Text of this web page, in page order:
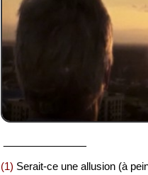
(1) Serait-ce une allusion (à